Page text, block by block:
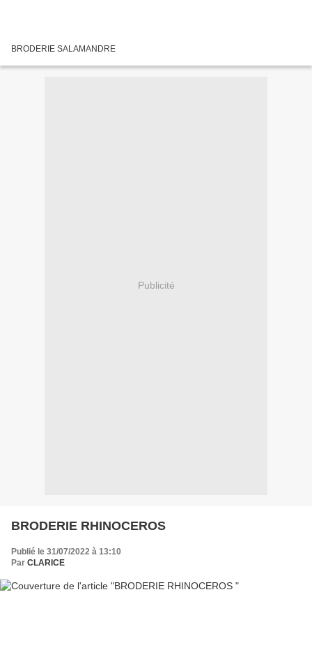
BRODERIE SALAMANDRE
Publicité
BRODERIE RHINOCEROS
Publié le 31/07/2022 à 13:10
Par CLARICE